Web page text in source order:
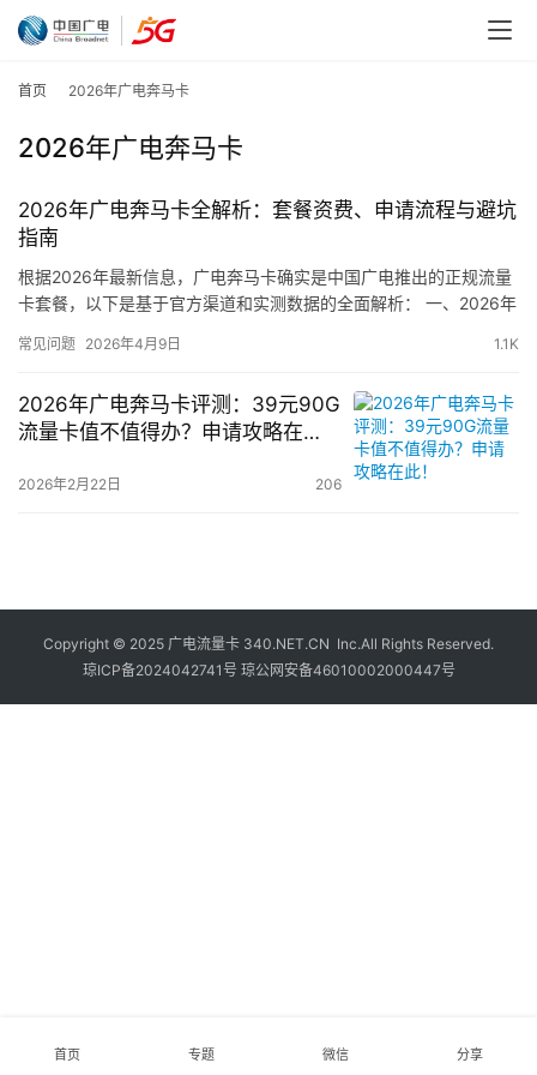
首页 2026年广电奔马卡
2026年广电奔马卡
2026年广电奔马卡全解析：套餐资费、申请流程与避坑
指南
根据2026年最新信息，广电奔马卡确实是中国广电推出的正规流量
卡套餐，以下是基于官方渠道和实测数据的全面解析： 一、2026年
常见问题 2026年4月9日 1.1K
2026年广电奔马卡评测：39元90G
流量卡值不值得办？申请攻略在
2026年2月22日 206
Copyright © 2025 广电流量卡 340.NET.CN Inc.All Rights Reserved.
琼ICP备2024042741号 琼公网安备46010002000447号
首页 专题 微信 分享